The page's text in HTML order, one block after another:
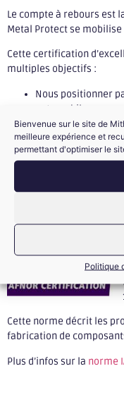
Bienvenue sur le site de
meilleure expérience et
permettant d'optimiser le
Politique
Le compte à rebours est
Metal Protect se mobilise
Cette certification
multiples objectifs :
Nous positionner
automobile.
Consolider notre
technicité.
Renforcer notre
Cette norme décrit les
fabrication de
Plus d’infos sur la norme